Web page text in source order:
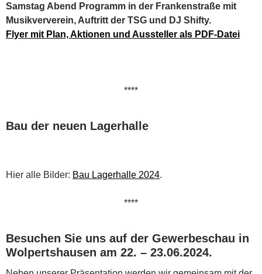
Samstag Abend Programm in der Frankenstraße mit
Musikververein, Auftritt der TSG und DJ Shifty.
Flyer mit Plan, Aktionen und Aussteller als PDF-Datei
****
Bau der neuen Lagerhalle
Hier alle Bilder: Bau Lagerhalle 2024.
****
Besuchen Sie uns auf der Gewerbeschau in
Wolpertshausen am 22. – 23.06.2024.